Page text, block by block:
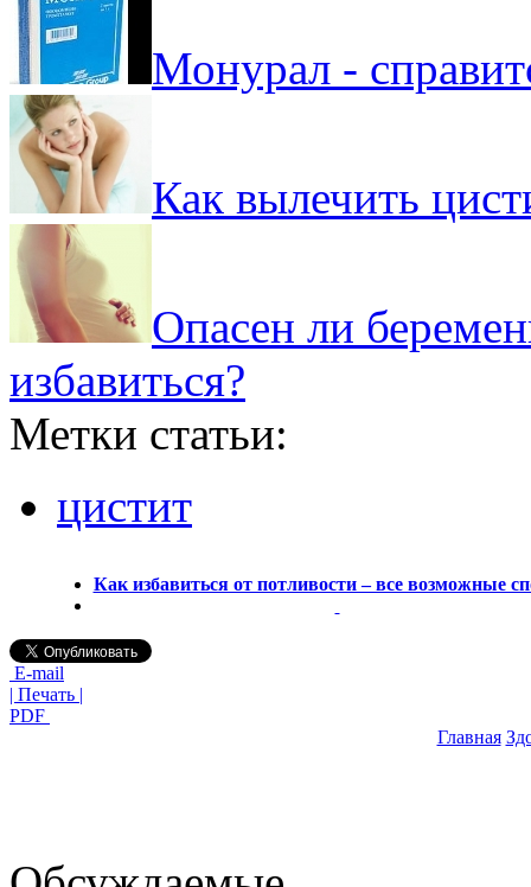
Монурал -
Как вылечить
Опасен ли
избавиться?
Метки статьи:
цистит
Как избавиться от потливости – все возможные
E-mail
| Печать |
PDF
Главная